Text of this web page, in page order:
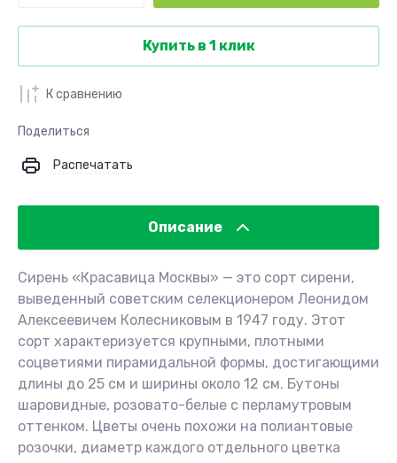
Купить в 1 клик
К сравнению
Поделиться
Распечатать
Описание
Сирень «Красавица Москвы» — это сорт сирени,
выведенный советским селекционером Леонидом
Алексеевичем Колесниковым в 1947 году. Этот
сорт характеризуется крупными, плотными
соцветиями пирамидальной формы, достигающими
длины до 25 см и ширины около 12 см. Бутоны
шаровидные, розовато-белые с перламутровым
оттенком. Цветы очень похожи на полиантовые
розочки, диаметр каждого отдельного цветка